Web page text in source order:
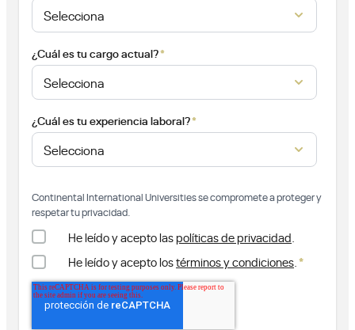
¿Cuál es tu cargo actual?*
¿Cuál es tu experiencia laboral?*
Continental International Universities se compromete a proteger y
respetar tu privacidad.
He leído y acepto laspolíticas de privacidad
He leído y acepto lostérminos y condiciones.*